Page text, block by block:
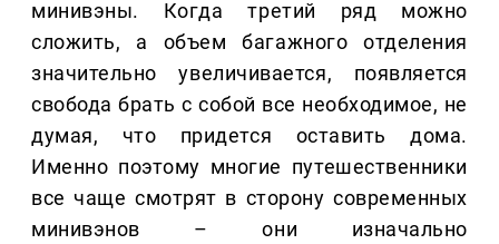
минивэны. Когда третий ряд можно
сложить, а объем багажного отделения
значительно увеличивается, появляется
свобода брать с собой все необходимое, не
думая, что придется оставить дома.
Именно поэтому многие путешественники
все чаще смотрят в сторону современных
минивэнов – они изначально